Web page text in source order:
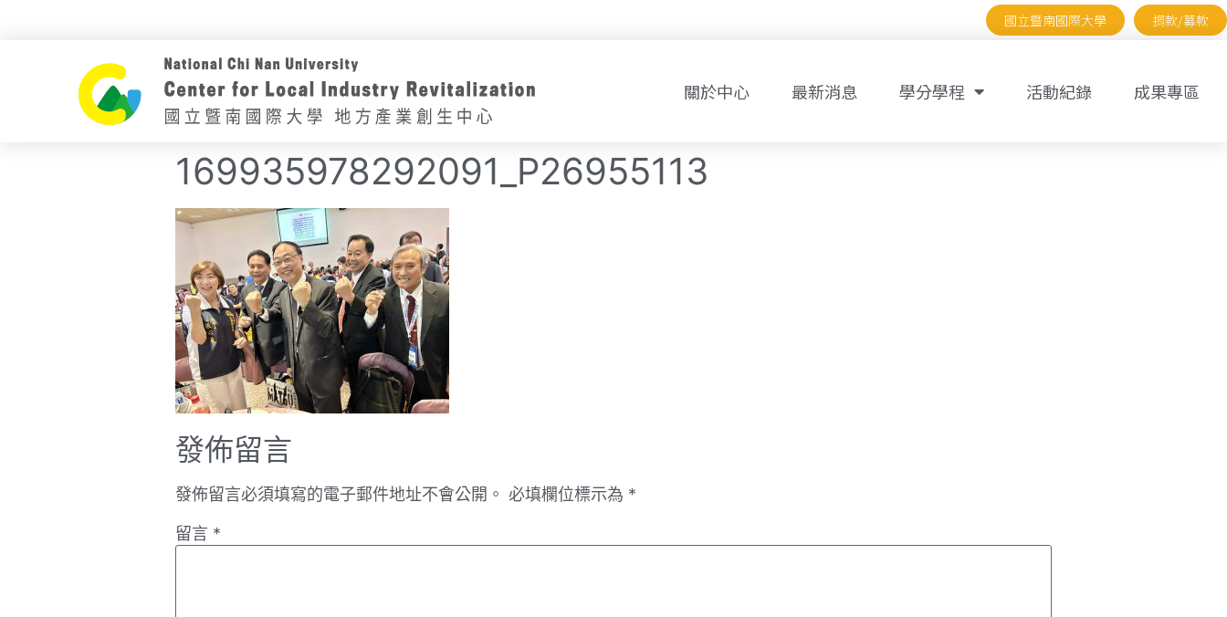
國立暨南國際大學 捐款/募款
關於中心 最新消息 學分學程 活動紀錄 成果專區
169935978292091_P26955113
發佈留言
發佈留言必須填寫的電子郵件地址不會公開。 必填欄位標示為 *
留言 *